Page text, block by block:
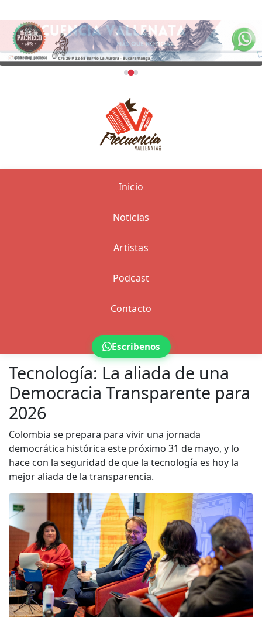
Inicio
Noticias
Artistas
Podcast
Contacto
Escribenos
Tecnología: La aliada de una
Democracia Transparente para
2026
Colombia se prepara para vivir una jornada
democrática histórica este próximo 31 de mayo, y lo
hace con la seguridad de que la tecnología es hoy la
mejor aliada de la transparencia.